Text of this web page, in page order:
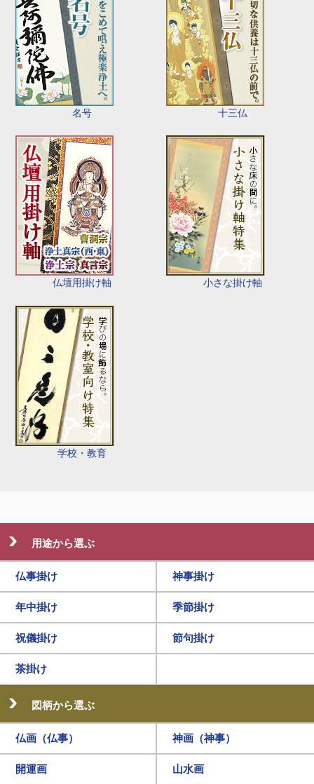
名号 十三仏
仏壇用掛け軸 小さな掛け軸
学校・教育
用途から選ぶ
仏事掛け 神事掛け
年中掛け 季節掛け
祝儀掛け 節句掛け
茶掛け
図柄から選ぶ
仏画（仏事） 神画（神事）
開運画 山水画